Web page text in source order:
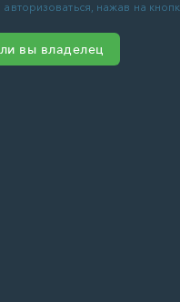
нажав на
вы владелец